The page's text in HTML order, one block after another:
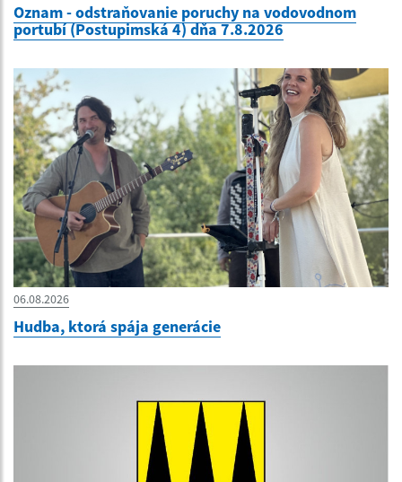
Oznam - odstraňovanie poruchy na vodovodnom
portubí (Postupimská 4) dňa 7.8.2026
06.08.2026
Hudba, ktorá spája generácie